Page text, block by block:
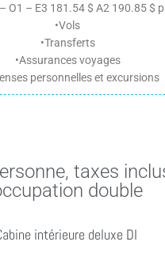
O1 – E3 181.54 $ A2 190.85 $
•Vols
•Transferts
•Assurances voyages
personnelles et excursions
taxes
double
intérieure deluxe DI